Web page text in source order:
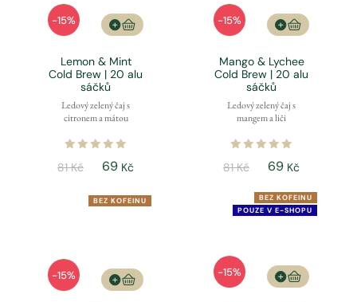
-15%
Lemon & Mint
Cold Brew | 20 alu
sáčků
Ledový zelený čaj s
citronem a mátou
81 Kč 69 Kč
-15%
Mango & Lychee
Cold Brew | 20 alu
sáčků
Ledový zelený čaj s
mangem a liči
81 Kč 69 Kč
-15%
BEZ KOFEINU
-15%
BEZ KOFEINU
POUZE V E-SHOPU